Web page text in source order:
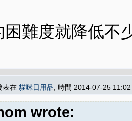
困難度就降低不
表在 貓咪日用品 , 時間 2014-07-25
wrote: